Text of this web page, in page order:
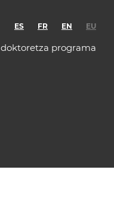
ES FR EN EU
doktoretza programa